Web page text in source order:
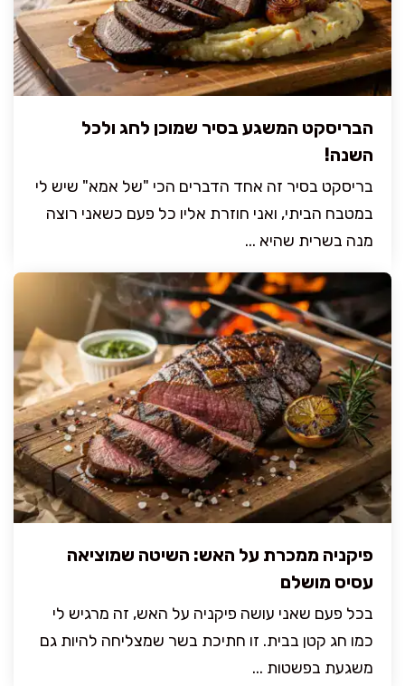
הבריסקט המשגע בסיר שמוכן לחג ולכל
השנה!
בריסקט בסיר זה אחד הדברים הכי "של אמא" שיש לי
במטבח הביתי, ואני חוזרת אליו כל פעם כשאני רוצה
מנה בשרית שהיא ...
פיקניה ממכרת על האש: השיטה שמוציאה
עסיס מושלם
בכל פעם שאני עושה פיקניה על האש, זה מרגיש לי
כמו חג קטן בבית. זו חתיכת בשר שמצליחה להיות גם
משגעת בפשטות ...